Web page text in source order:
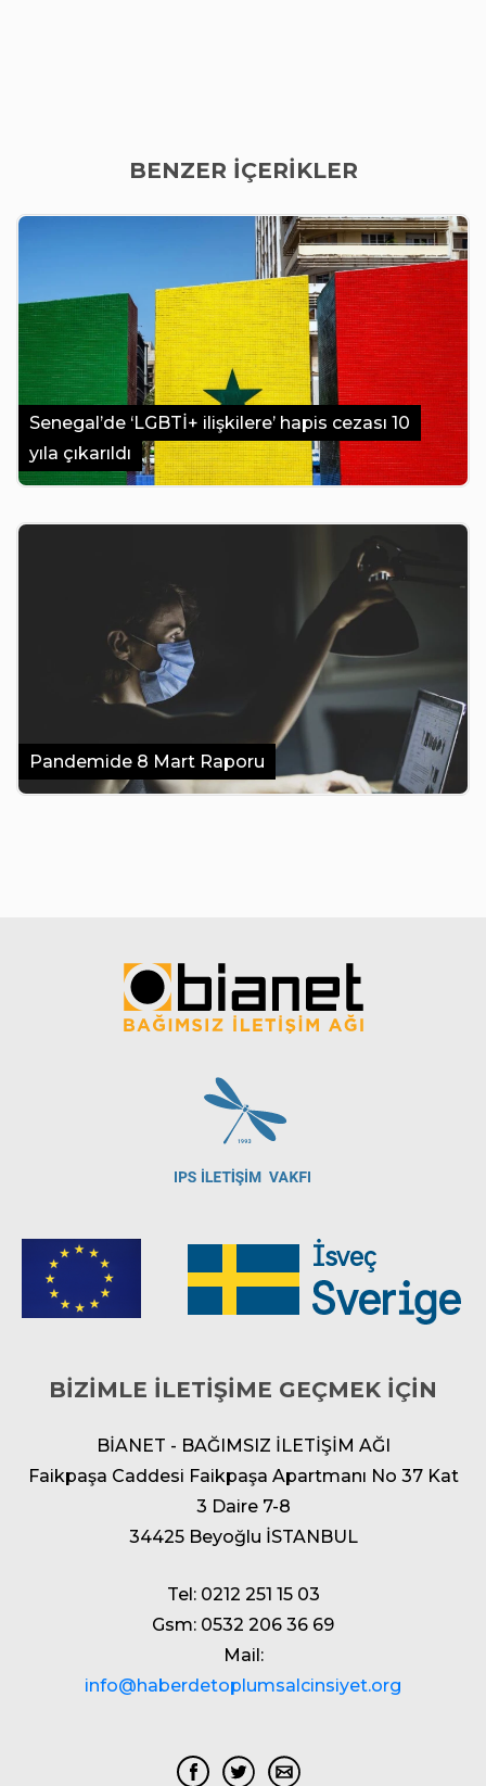
BENZER İÇERİKLER
Senegal’de ‘LGBTİ+ ilişkilere’ hapis cezası 10
yıla çıkarıldı
Pandemide 8 Mart Raporu
BİZİMLE İLETİŞİME GEÇMEK İÇİN
BİANET - BAĞIMSIZ İLETİŞİM AĞI
Faikpaşa Caddesi Faikpaşa Apartmanı No 37 Kat
3 Daire 7-8
34425 Beyoğlu İSTANBUL
Tel: 0212 251 15 03
Gsm: 0532 206 36 69
Mail:
info@haberdetoplumsalcinsiyet.org